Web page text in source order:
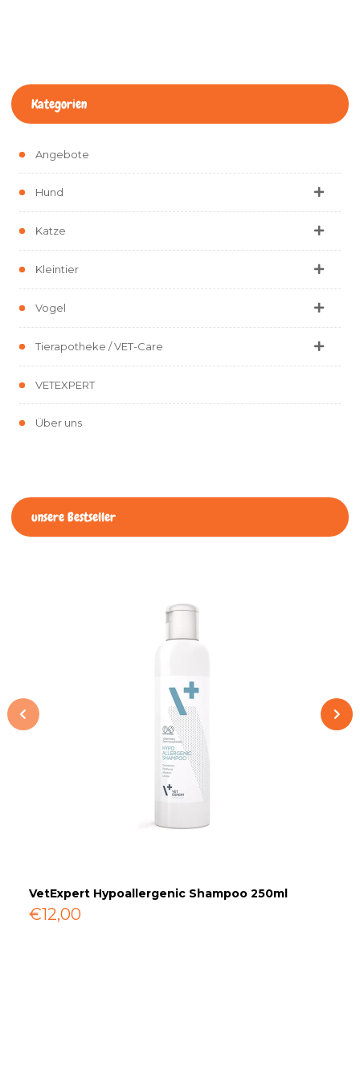
Kategorien
Angebote
Hund
Katze
Kleintier
Vogel
Tierapotheke / VET-Care
VETEXPERT
Über uns
unsere Bestseller
VetExpert Hypoallergenic Shampoo 250ml
€12,00